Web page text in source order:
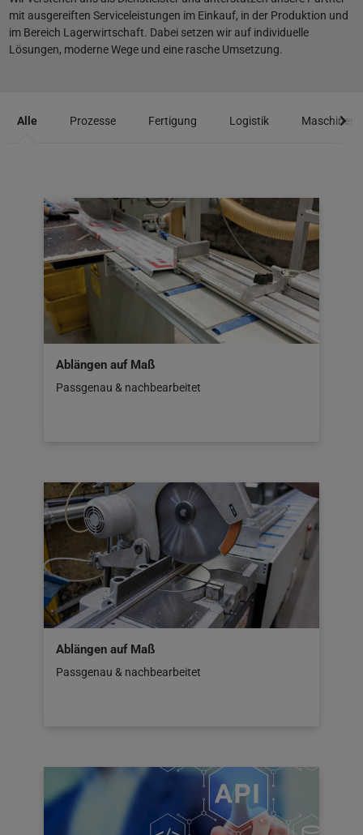
mit ausgereiften Serviceleistungen im Einkauf, in der Produktion und
im Bereich Lagerwirtschaft. Dabei setzen wir auf individuelle
Lösungen, moderne Wege und eine rasche Umsetzung.
Alle Prozesse Fertigung Logistik Maschinen
Ablängen auf Maß
Passgenau & nachbearbeitet
Ablängen auf Maß
Passgenau & nachbearbeitet